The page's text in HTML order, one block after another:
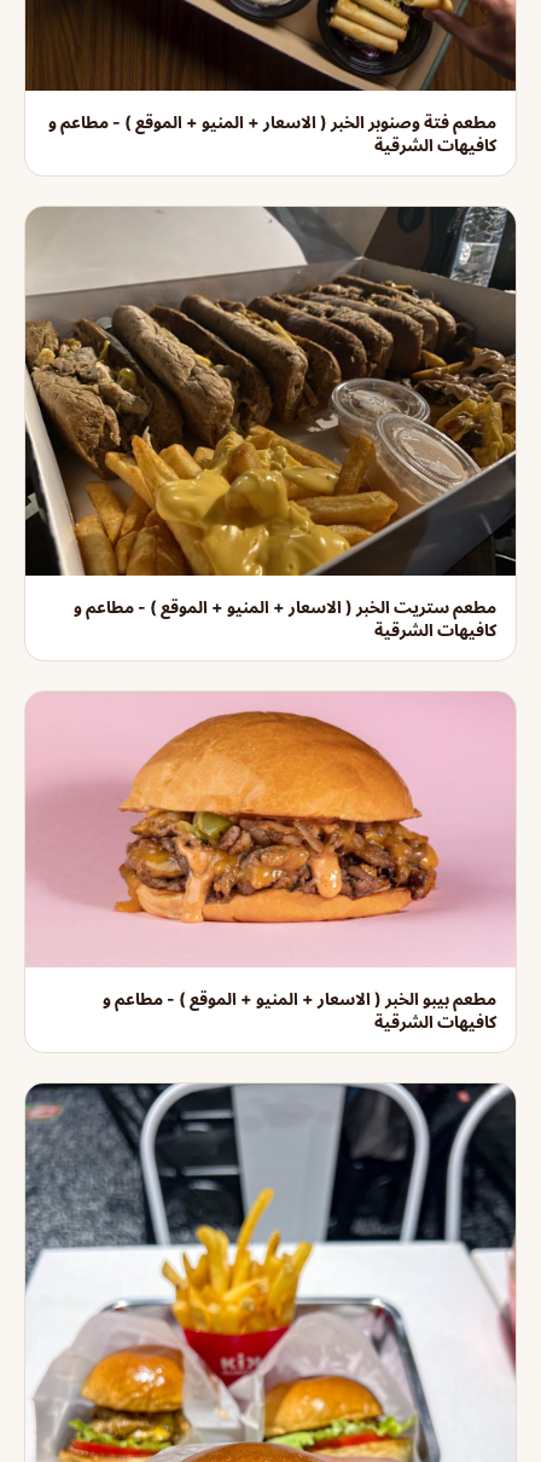
مطعم فتة وصنوبر الخبر ( الاسعار + المنيو + الموقع ) - مطاعم و
كافيهات الشرقية
مطعم ستريت الخبر ( الاسعار + المنيو + الموقع ) - مطاعم و
كافيهات الشرقية
مطعم بيبو الخبر ( الاسعار + المنيو + الموقع ) - مطاعم و
كافيهات الشرقية